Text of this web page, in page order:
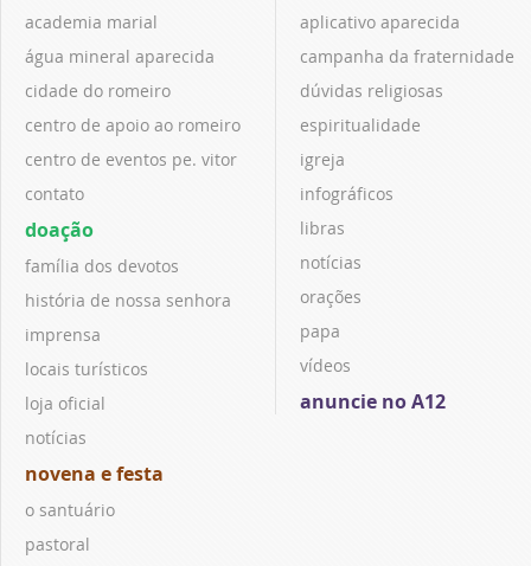
academia marial
água mineral aparecida
cidade do romeiro
centro de apoio ao romeiro
centro de eventos pe. vitor
contato
doação
família dos devotos
história de nossa senhora
imprensa
locais turísticos
loja oficial
notícias
novena e festa
o santuário
pastoral
aplicativo aparecida
campanha da fraternidade
dúvidas religiosas
espiritualidade
igreja
infográficos
libras
notícias
orações
papa
vídeos
anuncie no A12